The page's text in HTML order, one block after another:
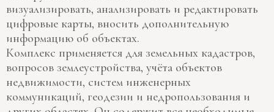
визуализировать, анализировать и редактировать
цифровые карты, вносить дополнительную
информацию об объектах.
Комплекс применяется для земельных кадастров,
вопросов землеустройства, учёта объектов
недвижимости, систем инженерных
коммуникаций, геодезии и недропользования и